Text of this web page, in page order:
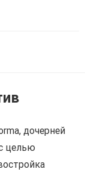
дочерней
целью